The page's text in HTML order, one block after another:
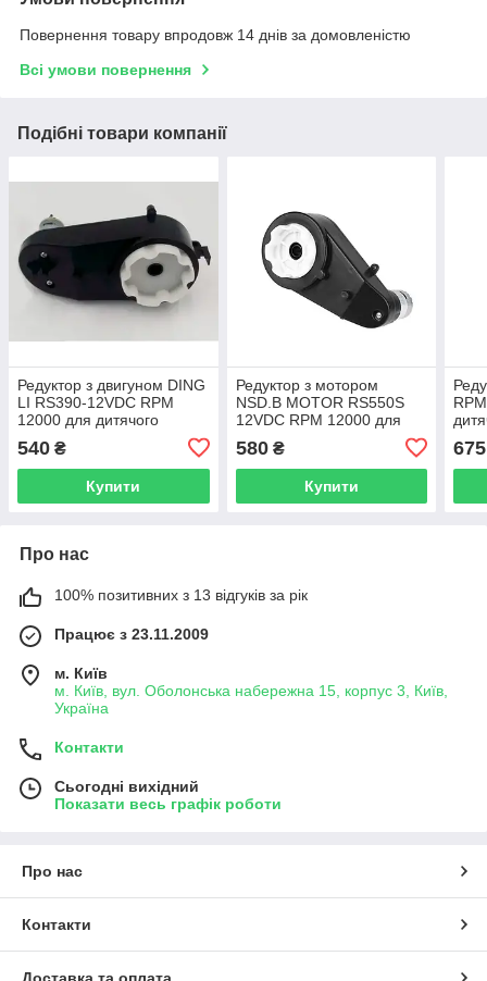
Повернення товару впродовж 14 днів за домовленістю
Всі умови повернення
Подібні товари компанії
Редуктор з двигуном DING
LI RS390-12VDC RPM
12000 для дитячого
540 ₴
Купити
Редуктор з мотором
NSD.B MOTOR RS550S
12VDC RPM 12000 для
дитячого електромобіля
580₴
Купити
675
Про нас
100% позитивних з 13 відгуків за рік
Працює з 23.11.2009
м. Київ
м. Київ, вул. Оболонська набережна 15, корпус 3, Київ,
Україна
Контакти
Сьогодні вихідний
Показати весь графік роботи
Про нас
Контакти